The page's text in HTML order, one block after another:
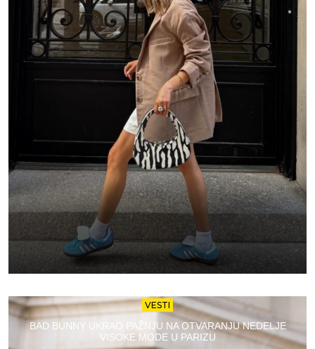
VESTI
BAD BUNNY UKRAO PAŽNJU NA OTVARANJU NEDELJE
VISOKE MODE U PARIZU